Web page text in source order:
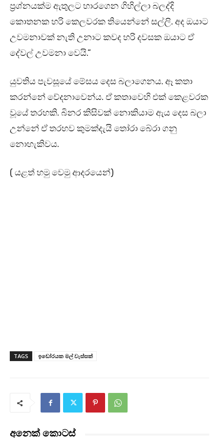
ප්‍රශ්නයක්ම ඇතුලට හාරගෙන ගිහිල්ලා බලද්දි
කොතනක හරි කෙලවරක තියෙන්නේ සල්ලි. අද ඔයාට
උවමනාවක් නැති උනාට කවද හරි දවසක ඔයාට ඒ
දේවල් උවමනා වෙයි.”
යුවතිය පැවසූයේ මේසය දෙස බලාගෙනය. ඈ කතා
කරන්නේ වේදනාවෙන්ය. ඒ කතාවෙහි එක් කෙළවරක
වූයේ තරහකි. බිනර කිසිවක් නොකියාම ඇය දෙස බලා
උන්නේ ඒ තරහව කුමක්දැයි තෝරා බේරා ගනු
නොහැකිවය.
( යළත් හමු වෙමු ආදරයෙන්)
TAGS ඉඩෝරයක මල් වැස්සක්
අනෙක් කොටස්